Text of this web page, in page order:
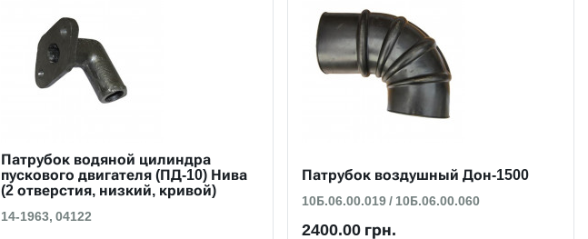
Патрубок водяной цилиндра
пускового двигателя (ПД-10) Нива
(2 отверстия, низкий, кривой)
14-1963, 04122
Патрубок воздушный Дон-1500
10Б.06.00.019 / 10Б.06.00.060
2400.00 грн.